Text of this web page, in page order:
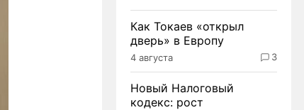
Как Токаев «открыл
дверь» в Европу
4 августа 3
Новый Налоговый
кодекс: рост